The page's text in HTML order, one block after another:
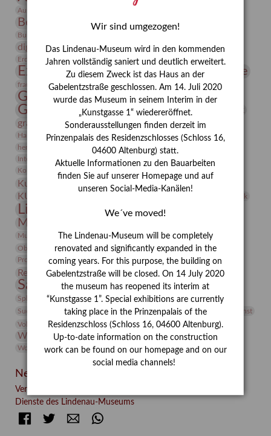
Ausstellung „Vier Winde“
Bernhard August von Lindenau
Burg Posterstein
digitallabor Entartete Kunst
Enteignung
Erdmann Julius Dietrich
Erlebnisportal estrusker Exlibris
Expressionismus Festrede Florenz Fotografie
frauen Frauen in der Antike und heute
Gerhard-Altenbourg-Preis
Gerhard Altenbourg
Gerhard Kurt Müller
grafische sammlung griechische Mythologie
Hanns-Conon von der Gabelentz Heinrich Kirchhoff Heldinnen
herman de vries Humboldt
Insekten
Integriertes Schädlingsmanagement
Jahresempfang
Kolosseum
Kunst
Kunstmuseum Kunstvermittlung Kunst von Kühl
KUNSTWAND Künstler Lehmbruck
Lindenau-Museum Marstall
Museumsgeschichte
Museumspädagogik Mäzen Napoleon Natur
Neue Remise
Objekt im Fokus
Paul Klee Peter Schnürpel Phelloplastik
Pohlhof
Provenienz
Provenienzforschung
Restaurierung Restitution Rudi Lesser Ruth Wolf-Rehfeld
Sammlung Samstagszeichner Skulptur
Sonderausstellung
Sphinx
studio Studio Bildende Kunst
studioDIGITAL
Suermondt-Ludwig-Museum
Vermittlung Video
Videokunst
Volontariat
Walter Rheiner Weihnachten Werefkin
Werkbetrachtung Winter Wissenschaft
Wolf and Dog
Wolf und Hund
Zirkuswoche
Neueste Beiträge
Verschenkt, verkauft, vergessen? – Kunstdetektivinnen im
Dienste des Lindenau-Museums
FacebookTwitter E-mail
Wir sind umgezogen!
Das Lindenau-Museum wird in den kommenden
Jahren vollständig saniert und deutlich erweitert.
Zu diesem Zweck ist das Haus an der
Gabelentzstraße geschlossen. Am 14. Juli 2020
wurde das Museum in seinem Interim in der
„Kunstgasse 1“ wiedereröffnet.
Sonderausstellungen finden derzeit im
Prinzenpalais des Residenzschlosses (Schloss 16,
04600 Altenburg) statt.
Aktuelle Informationen zu den Bauarbeiten
finden Sie auf unserer Homepage und auf
unseren Social-Media-Kanälen!
We´ve moved!
The Lindenau-Museum will be completely
renovated and significantly expanded in the
coming years. For this purpose, the building on
Gabelentzstraße will be closed. On 14 July 2020
the museum has reopened its interim at
“Kunstgasse 1”. Special exhibitions are currently
taking place in the Prinzenpalais of the
Residenzschloss (Schloss 16, 04600 Altenburg).
Up-to-date information on the construction
work can be found on our homepage and on our
social media channels!